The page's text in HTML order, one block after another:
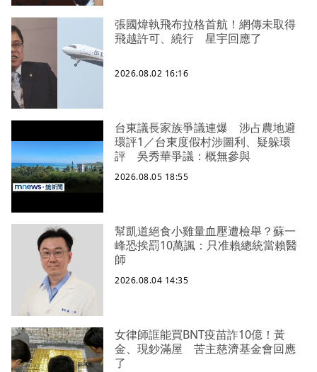
張國煒執飛布拉格首航！網傳未取得
飛越許可、繞行 星宇回應了
2026.08.02 16:16
台東議長家族爭議連爆 涉占農地避
環評1／台東度假村涉圖利、疑躲環
評 吳秀華爭議：概無參與
2026.08.05 18:55
幫凱道絕食小雞量血壓遭檢舉？蘇一
峰恐挨罰10萬諷：只准賴總統當賴醫
師
2026.08.04 14:35
女律師誆能買BNT疫苗詐10億！黃
金、現鈔滿屋 苦主慈濟基金會回應
了